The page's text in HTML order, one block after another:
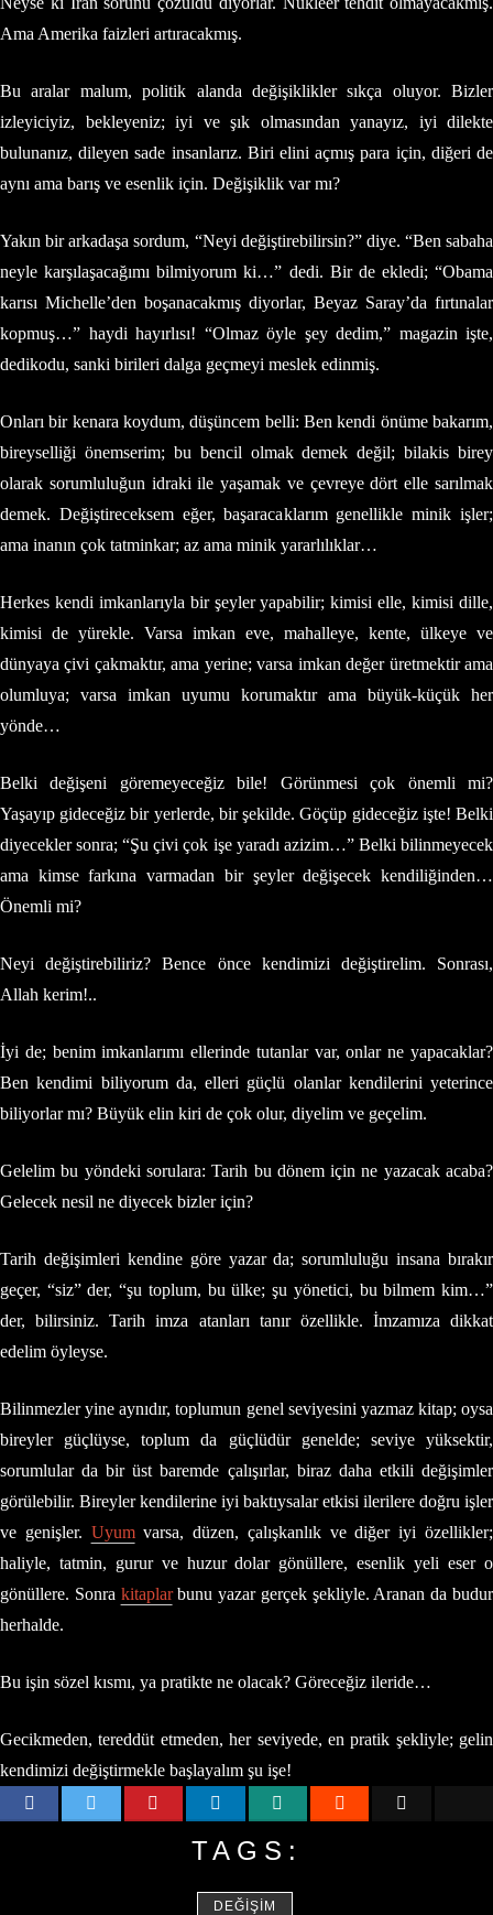
Ama Amerika faizleri artıracakmış.
Bu aralar malum, politik alanda değişiklikler sıkça oluyor. Bizler
izleyiciyiz, bekleyeniz; iyi ve şık olmasından yanayız, iyi dilekte
bulunanız, dileyen sade insanlarız. Biri elini açmış para için, diğeri de
aynı ama barış ve esenlik için. Değişiklik var mı?
Yakın bir arkadaşa sordum, “Neyi değiştirebilirsin?” diye. “Ben sabaha
neyle karşılaşacağımı bilmiyorum ki…” dedi. Bir de ekledi; “Obama
karısı Michelle’den boşanacakmış diyorlar, Beyaz Saray’da fırtınalar
kopmuş…” haydi hayırlısı! “Olmaz öyle şey dedim,” magazin işte,
dedikodu, sanki birileri dalga geçmeyi meslek edinmiş.
Onları bir kenara koydum, düşüncem belli: Ben kendi önüme bakarım,
bireyselliği önemserim; bu bencil olmak demek değil; bilakis birey
olarak sorumluluğun idraki ile yaşamak ve çevreye dört elle sarılmak
demek. Değiştireceksem eğer, başaracaklarım genellikle minik işler;
ama inanın çok tatminkar; az ama minik yararlılıklar…
Herkes kendi imkanlarıyla bir şeyler yapabilir; kimisi elle, kimisi dille,
kimisi de yürekle. Varsa imkan eve, mahalleye, kente, ülkeye ve
dünyaya çivi çakmaktır, ama yerine; varsa imkan değer üretmektir ama
olumluya; varsa imkan uyumu korumaktır ama büyük-küçük her
yönde…
Belki değişeni göremeyeceğiz bile! Görünmesi çok önemli mi?
Yaşayıp gideceğiz bir yerlerde, bir şekilde. Göçüp gideceğiz işte! Belki
diyecekler sonra; “Şu çivi çok işe yaradı azizim…” Belki bilinmeyecek
ama kimse farkına varmadan bir şeyler değişecek kendiliğinden…
Önemli mi?
Neyi değiştirebiliriz? Bence önce kendimizi değiştirelim. Sonrası,
Allah kerim!..
İyi de; benim imkanlarımı ellerinde tutanlar var, onlar ne yapacaklar?
Ben kendimi biliyorum da, elleri güçlü olanlar kendilerini yeterince
biliyorlar mı? Büyük elin kiri de çok olur, diyelim ve geçelim.
Gelelim bu yöndeki sorulara: Tarih bu dönem için ne yazacak acaba?
Gelecek nesil ne diyecek bizler için?
Tarih değişimleri kendine göre yazar da; sorumluluğu insana bırakır
geçer, “siz” der, “şu toplum, bu ülke; şu yönetici, bu bilmem kim…”
der, bilirsiniz. Tarih imza atanları tanır özellikle. İmzamıza dikkat
edelim öyleyse.
Bilinmezler yine aynıdır, toplumun genel seviyesini yazmaz kitap; oysa
bireyler güçlüyse, toplum da güçlüdür genelde; seviye yüksektir,
sorumlular da bir üst baremde çalışırlar, biraz daha etkili değişimler
görülebilir. Bireyler kendilerine iyi baktıysalar etkisi ilerilere doğru işler
ve genişler. Uyumvarsa, düzen, çalışkanlık ve diğer iyi özellikler;
haliyle, tatmin, gurur ve huzur dolar gönüllere, esenlik yeli eser o
gönüllere. Sonra kitaplarbunu yazar gerçek şekliyle. Aranan da budur
herhalde.
Bu işin sözel kısmı, ya pratikte ne olacak? Göreceğiz ileride…
Gecikmeden, tereddüt etmeden, her seviyede, en pratik şekliyle; gelin
kendimizi değiştirmekle başlayalım şu işe!
TAGS:
DEĞIŞIM